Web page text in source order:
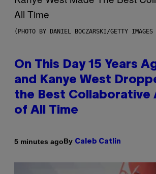
(PHOTO BY DANIEL BOCZARSKI/GETTY IMAGES
On This Day 15 Years
and Kanye West
the Best Collaborative
of All Time
5 minutes agoBy Caleb Catlin